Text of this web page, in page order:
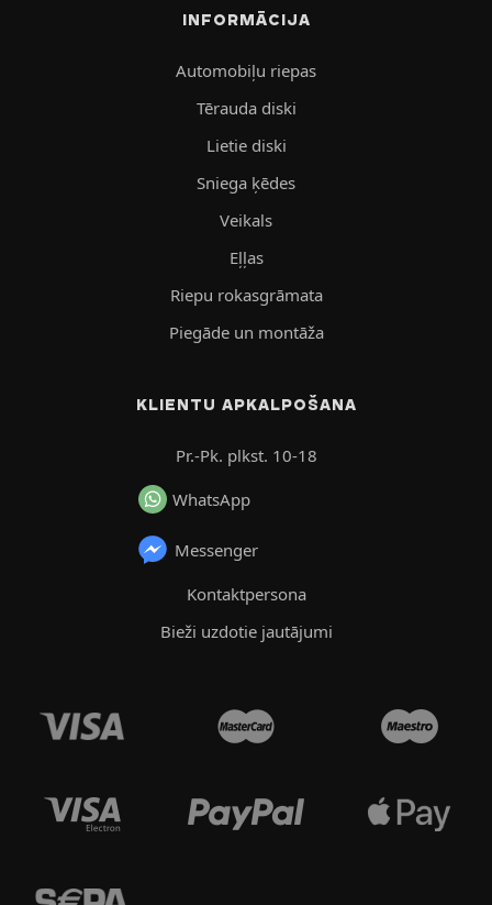
INFORMĀCIJA
Automobiļu riepas
Tērauda diski
Lietie diski
Sniega ķēdes
Veikals
Eļļas
Riepu rokasgrāmata
Piegāde un montāža
KLIENTU APKALPOŠANA
Pr.-Pk. plkst. 10-18
WhatsApp
Messenger
Kontaktpersona
Bieži uzdotie jautājumi